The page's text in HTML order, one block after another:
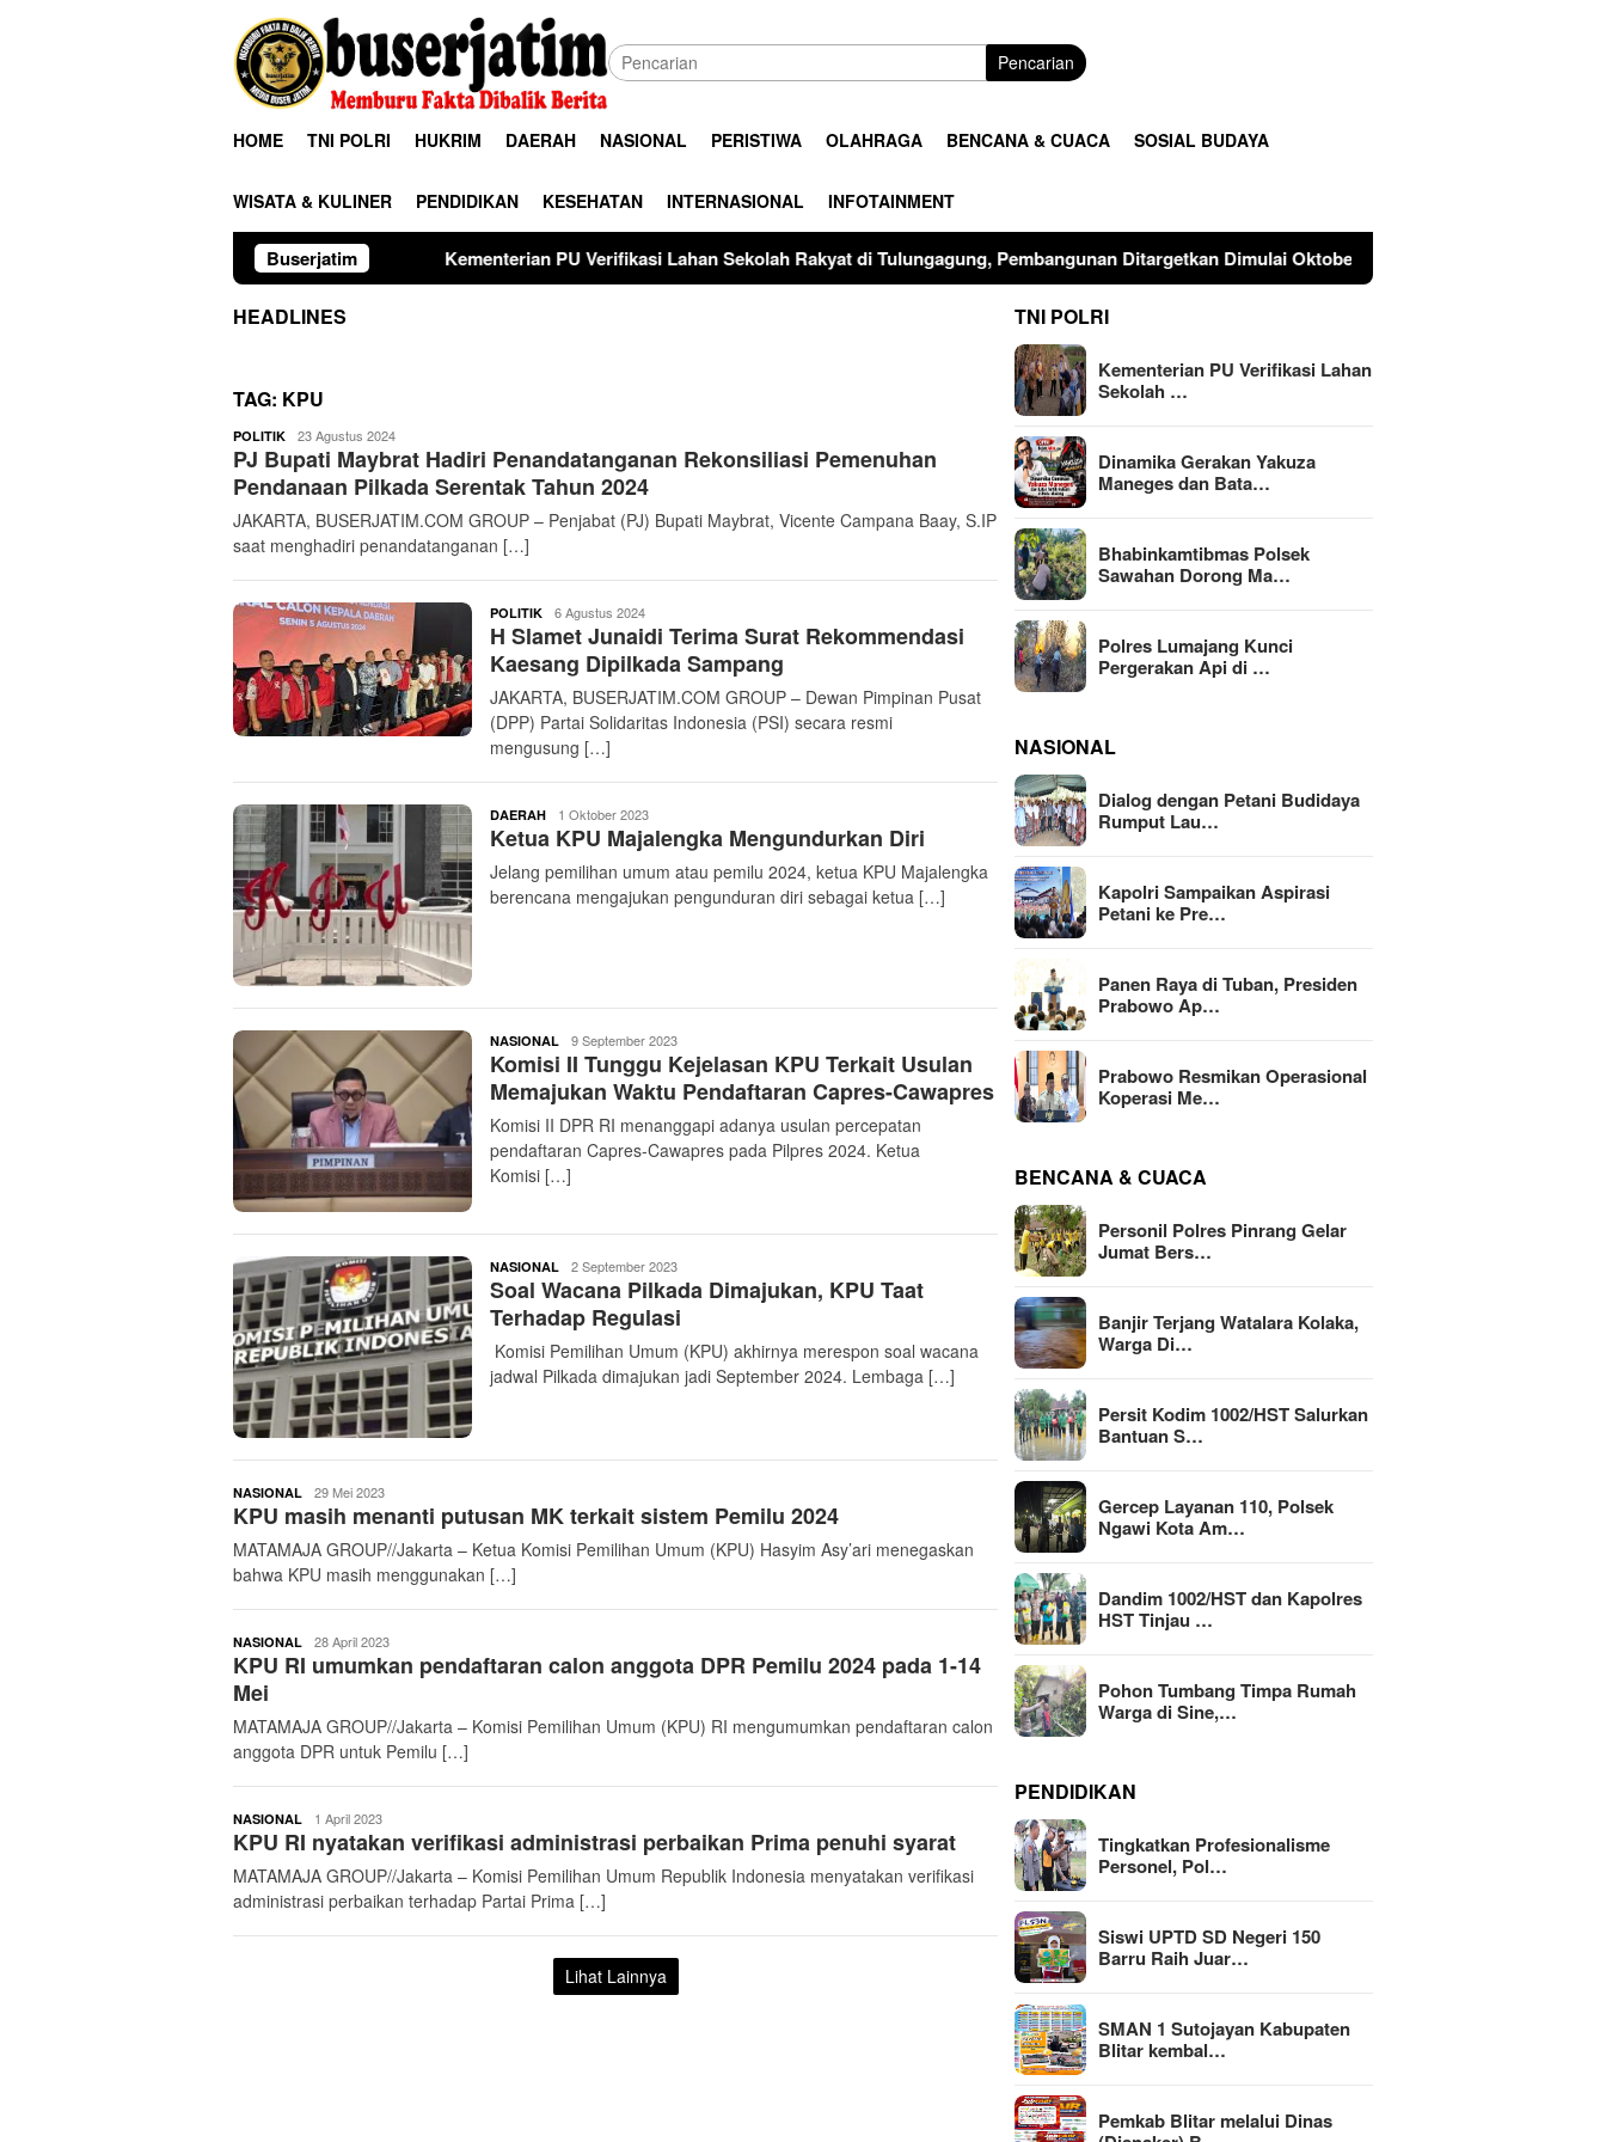
Pencarian
HOME TNI POLRI HUKRIM DAERAH NASIONAL PERISTIWA OLAHRAGA BENCANA & CUACA SOSIAL BUDAYA
WISATA & KULINER PENDIDIKAN KESEHATAN INTERNASIONAL INFOTAINMENT
Buserjatim
Kementerian PU Verifikasi Lahan Sekolah Rakyat di Tulungagung, Pembangunan Ditargetkan Dimulai Oktober 2026Agustus 7, 2026
HEADLINES
TAG: KPU
POLITIKbuserjatim
23 Agustus 2024
PJ Bupati Maybrat Hadiri Penandatanganan Rekonsiliasi Pemenuhan
Pendanaan Pilkada Serentak Tahun 2024
JAKARTA, BUSERJATIM.COM GROUP – Penjabat (PJ) Bupati Maybrat, Vicente Campana Baay, S.IP
saat menghadiri penandatanganan […]
POLITIKbuserjatim
6 Agustus 2024
H Slamet Junaidi Terima Surat Rekommendasi
Kaesang Dipilkada Sampang
JAKARTA, BUSERJATIM.COM GROUP – Dewan Pimpinan Pusat
(DPP) Partai Solidaritas Indonesia (PSI) secara resmi
mengusung […]
DAERAHbuserjatim
1 Oktober 2023
Ketua KPU Majalengka Mengundurkan Diri
Jelang pemilihan umum atau pemilu 2024, ketua KPU Majalengka
berencana mengajukan pengunduran diri sebagai ketua […]
NASIONAL buserjatim
9 September 2023
Komisi II Tunggu Kejelasan KPU Terkait Usulan
Memajukan Waktu Pendaftaran Capres-Cawapres
Komisi II DPR RI menanggapi adanya usulan percepatan
pendaftaran Capres-Cawapres pada Pilpres 2024. Ketua
Komisi […]
NASIONAL buserjatim
2 September 2023
Soal Wacana Pilkada Dimajukan, KPU Taat
Terhadap Regulasi
Komisi Pemilihan Umum (KPU) akhirnya merespon soal wacana
jadwal Pilkada dimajukan jadi September 2024. Lembaga […]
NASIONAL buserjatim
29 Mei 2023
KPU masih menanti putusan MK terkait sistem Pemilu 2024
MATAMAJA GROUP//Jakarta – Ketua Komisi Pemilihan Umum (KPU) Hasyim Asy’ari menegaskan
bahwa KPU masih menggunakan […]
NASIONAL buserjatim
28 April 2023
KPU RI umumkan pendaftaran calon anggota DPR Pemilu 2024 pada 1-14
Mei
MATAMAJA GROUP//Jakarta – Komisi Pemilihan Umum (KPU) RI mengumumkan pendaftaran calon
anggota DPR untuk Pemilu […]
NASIONAL buserjatim
1 April 2023
KPU RI nyatakan verifikasi administrasi perbaikan Prima penuhi syarat
MATAMAJA GROUP//Jakarta – Komisi Pemilihan Umum Republik Indonesia menyatakan verifikasi
administrasi perbaikan terhadap Partai Prima […]
Lihat Lainnya
TNI POLRI
Kementerian PU Verifikasi Lahan
Sekolah …
Dinamika Gerakan Yakuza
Maneges dan Bata…
Bhabinkamtibmas Polsek
Sawahan Dorong Ma…
Polres Lumajang Kunci
Pergerakan Api di …
NASIONAL
Dialog dengan Petani Budidaya
Rumput Lau…
Kapolri Sampaikan Aspirasi
Petani ke Pre…
Panen Raya di Tuban, Presiden
Prabowo Ap…
Prabowo Resmikan Operasional
Koperasi Me…
BENCANA & CUACA
Personil Polres Pinrang Gelar
Jumat Bers…
Banjir Terjang Watalara Kolaka,
Warga Di…
Persit Kodim 1002/HST Salurkan
Bantuan S…
Gercep Layanan 110, Polsek
Ngawi Kota Am…
Dandim 1002/HST dan Kapolres
HST Tinjau …
Pohon Tumbang Timpa Rumah
Warga di Sine,…
PENDIDIKAN
Tingkatkan Profesionalisme
Personel, Pol…
Siswi UPTD SD Negeri 150
Barru Raih Juar…
SMAN 1 Sutojayan Kabupaten
Blitar kembal…
Pemkab Blitar melalui Dinas